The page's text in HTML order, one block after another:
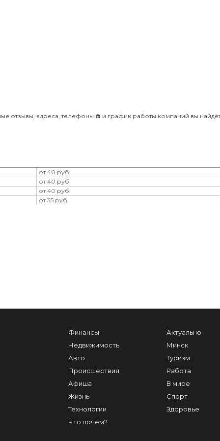
отзывы, адреса, телефоны ☎️ и график работы компаний вы
от 40 руб.
от 40 руб.
от 40 руб.
от 35 руб.
Финансы
Недвижимость
Авто
Происшествия
Афиша
Жизнь
Технологии
Что почем?
Актуально
Минск
Туризм
Работа
В мире
Спорт
Здоровье